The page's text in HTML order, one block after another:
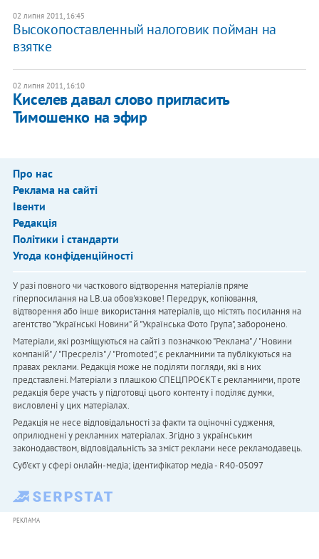
02 липня 2011, 16:45
Высокопоставленный налоговик пойман на
взятке
02 липня 2011, 16:10
Киселев давал слово пригласить
Тимошенко на эфир
Про нас
Реклама на сайті
Івенти
Редакція
Політики і стандарти
Угода конфіденційності
У разі повного чи часткового відтворення матеріалів пряме
гіперпосилання на LB.ua обов'язкове! Передрук, копіювання,
відтворення або інше використання матеріалів, що містять посилання на
агентство "Українськi Новини" й "Українська Фото Група", заборонено.
Матеріали, які розміщуються на сайті з позначкою "Реклама" / "Новини
компаній" / "Пресреліз" / "Promoted", є рекламними та публікуються на
правах реклами. Редакція може не поділяти погляди, які в них
представлені. Матеріали з плашкою СПЕЦПРОЄКТ є рекламними, проте
редакція бере участь у підготовці цього контенту і поділяє думки,
висловлені у цих матеріалах.
Редакція не несе відповідальності за факти та оціночні судження,
оприлюднені у рекламних матеріалах. Згідно з українським
законодавством, відповідальність за зміст реклами несе рекламодавець.
Cуб'єкт у сфері онлайн-медіа; ідентифікатор медіа - R40-05097
РЕКЛАМА